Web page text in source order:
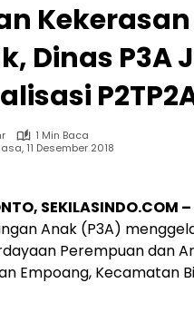
Dinas P3A
1 Min Baca
11 Desember 2018
SEKILASINDO.COM –
Anak (P3A)
Perempuan dan
Empoang, Kecamatan